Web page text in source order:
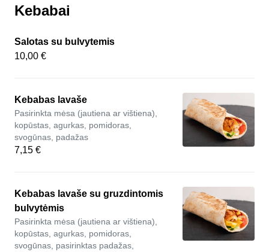
Kebabai
Salotas su bulvytemis
10,00 €
Kebabas lavaše
Pasirinkta mėsa (jautiena ar vištiena),
kopūstas, agurkas, pomidoras,
svogūnas, padažas
7,15 €
Kebabas lavaše su gruzdintomis
bulvytėmis
Pasirinkta mėsa (jautiena ar vištiena),
kopūstas, agurkas, pomidoras,
svogūnas, pasirinktas padažas,